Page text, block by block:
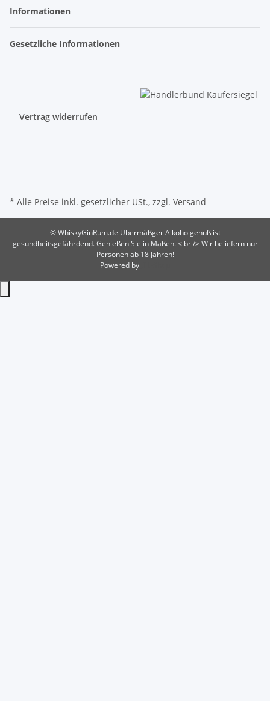
Informationen
Gesetzliche Informationen
Vertrag widerrufen
* Alle Preise inkl. gesetzlicher USt., zzgl. Versand
© WhiskyGinRum.de Übermäßger Alkoholgenuß ist
gesundheitsgefährdend. Genießen Sie in Maßen. < br /> Wir beliefern nur
Personen ab 18 Jahren!
Powered by